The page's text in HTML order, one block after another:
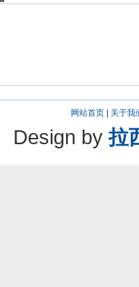
网站首页| 关于我
Design by拉